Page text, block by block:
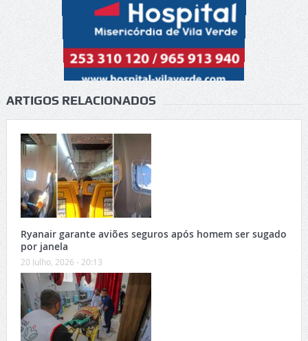
ARTIGOS RELACIONADOS
Ryanair garante aviões seguros após homem ser sugado
por janela
20 Julho, 2026 - 20:13